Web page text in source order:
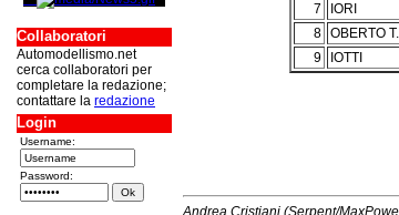
Collaboratori
Automodellismo.net
cerca collaboratori per
completare la redazione;
contattare la redazione
Login
Username:
Password:
7
IORI
8 OBERTO T.
9
IOTTI
Andrea Cristiani (Serpent/